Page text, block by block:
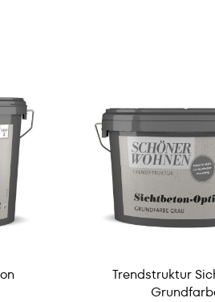
Trendstruktur